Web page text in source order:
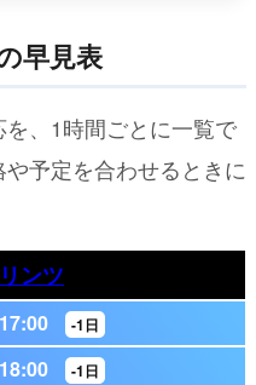
早見表
、1時間ごとに一覧で
予定を合わせるときに
リンツ
17:00 -1日
18:00 -1日